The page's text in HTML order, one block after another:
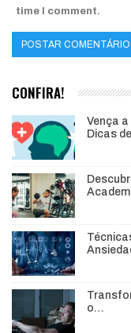
time I comment.
CONFIRA!
Vença
Dicas
o…